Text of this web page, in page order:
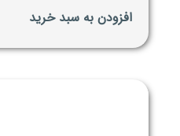
افزودن به سبد خرید